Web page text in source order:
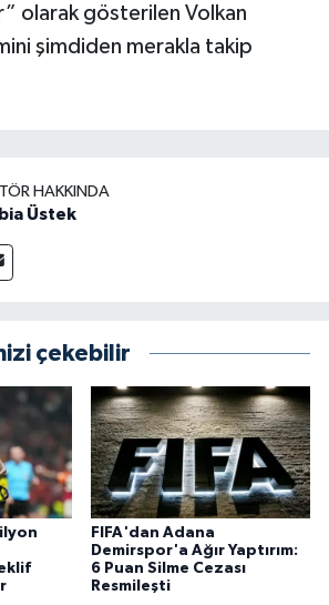
olarak gösterilen Volkan
şimdiden merakla takip
HAKKINDA
Üstek
çekebilir
FIFA'dan Adana
Demirspor'a Ağır Yaptırım:
6 Puan Silme Cezası
Resmileşti